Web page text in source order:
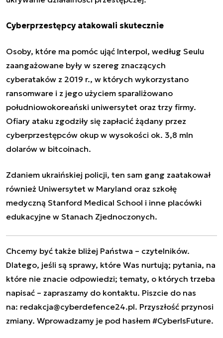
Cyberprzestępcy atakowali skutecznie
Osoby, które ma pomóc ująć Interpol, według Seulu
zaangażowane były w szereg znaczących
cyberataków z 2019 r., w których wykorzystano
ransomware i z jego użyciem sparaliżowano
południowokoreański uniwersytet oraz trzy firmy.
Ofiary ataku zgodziły się zapłacić żądany przez
cyberprzestępców okup w wysokości ok. 3,8 mln
dolarów w bitcoinach.
Zdaniem ukraińskiej policji, ten sam gang zaatakował
również Uniwersytet w Maryland oraz szkołę
medyczną Stanford Medical School i inne placówki
edukacyjne w Stanach Zjednoczonych.
Chcemy być także bliżej Państwa – czytelników.
Dlatego, jeśli są sprawy, które Was nurtują; pytania, na
które nie znacie odpowiedzi; tematy, o których trzeba
napisać – zapraszamy do kontaktu. Piszcie do nas
na: redakcja@cyberdefence24.pl. Przyszłość przynosi
zmiany. Wprowadzamy je pod hasłem #CyberIsFuture.